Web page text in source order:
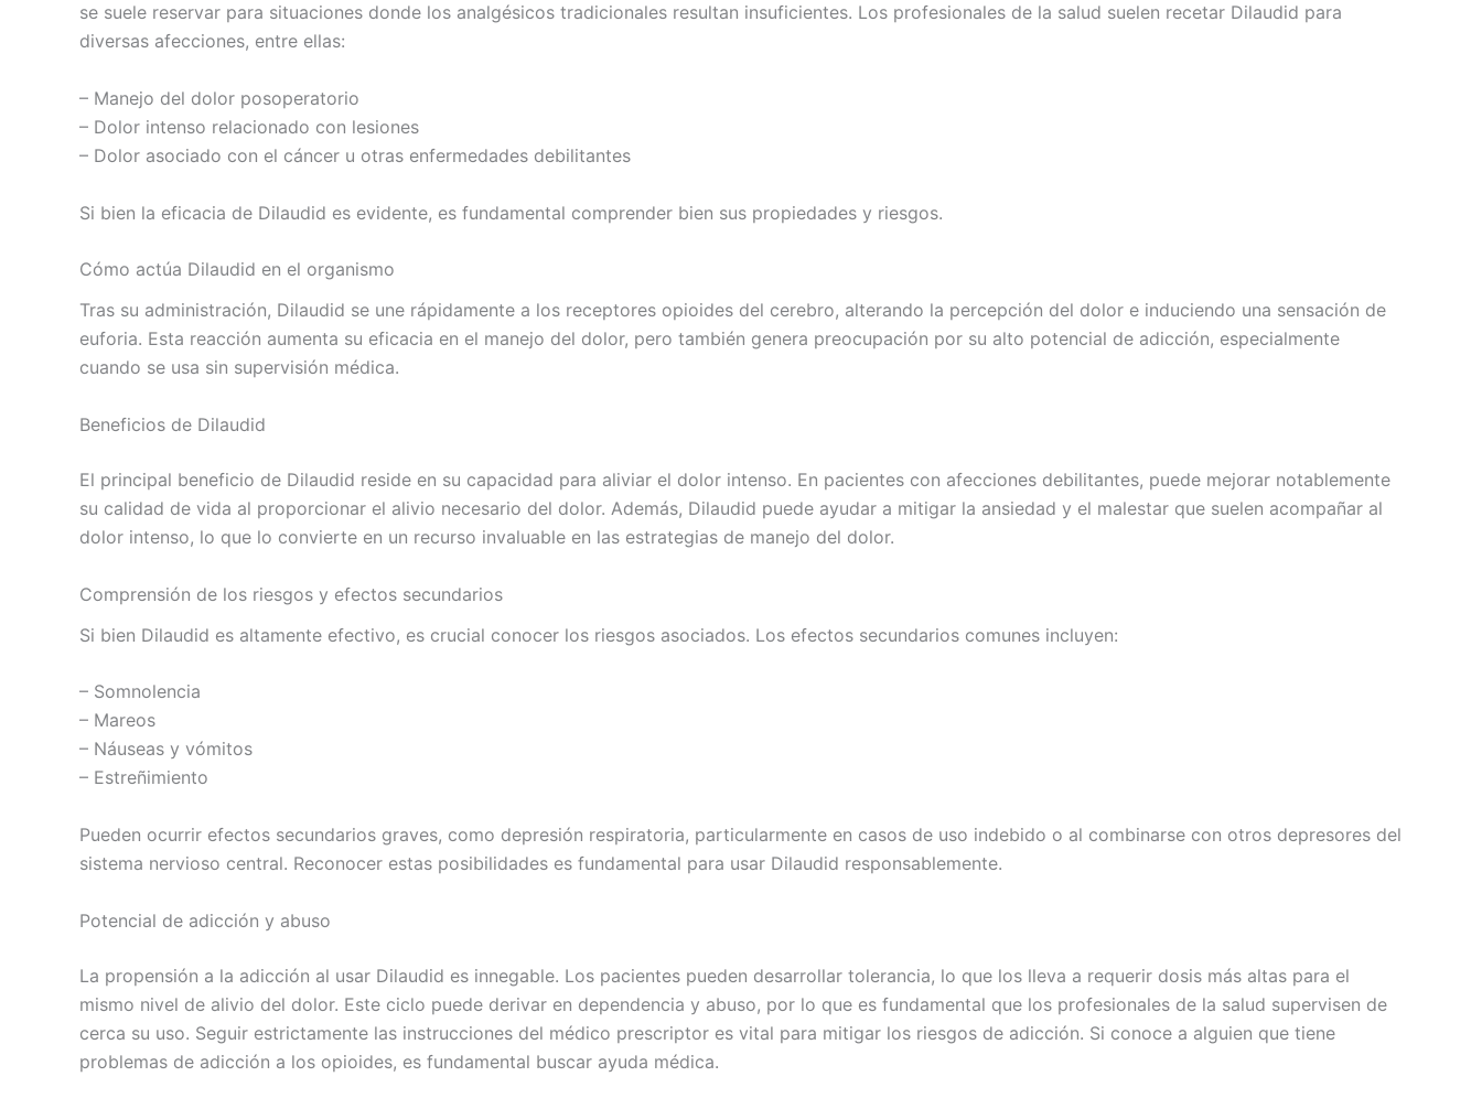
se suele reservar para situaciones donde los analgésicos tradicionales resultan insuficientes. Los profesionales de la salud suelen recetar Dilaudid para
diversas afecciones, entre ellas:
– Manejo del dolor posoperatorio
– Dolor intenso relacionado con lesiones
– Dolor asociado con el cáncer u otras enfermedades debilitantes
Si bien la eficacia de Dilaudid es evidente, es fundamental comprender bien sus propiedades y riesgos.
Cómo actúa Dilaudid en el organismo
Tras su administración, Dilaudid se une rápidamente a los receptores opioides del cerebro, alterando la percepción del dolor e induciendo una sensación de
euforia. Esta reacción aumenta su eficacia en el manejo del dolor, pero también genera preocupación por su alto potencial de adicción, especialmente
cuando se usa sin supervisión médica.
Beneficios de Dilaudid
El principal beneficio de Dilaudid reside en su capacidad para aliviar el dolor intenso. En pacientes con afecciones debilitantes, puede mejorar notablemente
su calidad de vida al proporcionar el alivio necesario del dolor. Además, Dilaudid puede ayudar a mitigar la ansiedad y el malestar que suelen acompañar al
dolor intenso, lo que lo convierte en un recurso invaluable en las estrategias de manejo del dolor.
Comprensión de los riesgos y efectos secundarios
Si bien Dilaudid es altamente efectivo, es crucial conocer los riesgos asociados. Los efectos secundarios comunes incluyen:
– Somnolencia
– Mareos
– Náuseas y vómitos
– Estreñimiento
Pueden ocurrir efectos secundarios graves, como depresión respiratoria, particularmente en casos de uso indebido o al combinarse con otros depresores del
sistema nervioso central. Reconocer estas posibilidades es fundamental para usar Dilaudid responsablemente.
Potencial de adicción y abuso
La propensión a la adicción al usar Dilaudid es innegable. Los pacientes pueden desarrollar tolerancia, lo que los lleva a requerir dosis más altas para el
mismo nivel de alivio del dolor. Este ciclo puede derivar en dependencia y abuso, por lo que es fundamental que los profesionales de la salud supervisen de
cerca su uso. Seguir estrictamente las instrucciones del médico prescriptor es vital para mitigar los riesgos de adicción. Si conoce a alguien que tiene
problemas de adicción a los opioides, es fundamental buscar ayuda médica.